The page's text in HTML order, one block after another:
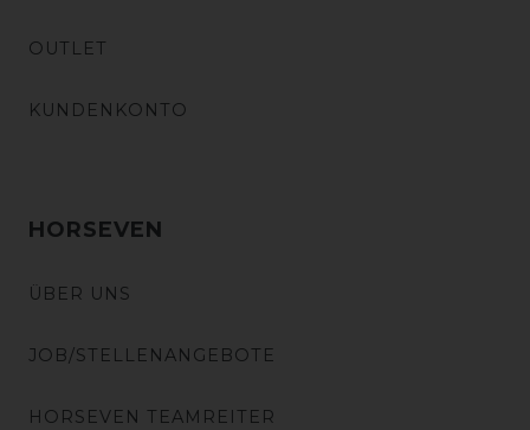
OUTLET
KUNDENKONTO
HORSEVEN
ÜBER UNS
JOB/STELLENANGEBOTE
HORSEVEN TEAMREITER